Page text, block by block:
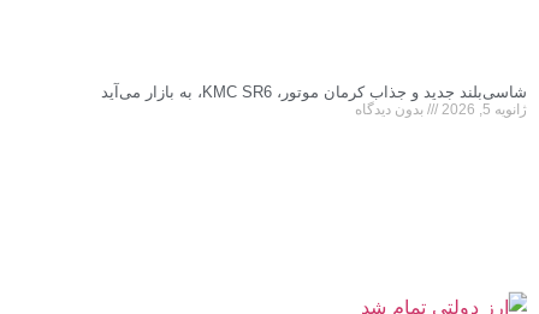
شاسی‌بلند جدید و جذاب کرمان موتور، KMC SR6، به بازار می‌آید
ژانویه 5, 2026 بدون دیدگاه